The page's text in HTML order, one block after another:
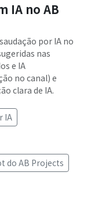
IA no AB
por IA no
nas
e IA
no canal) e
clara de IA.
IA
do AB Projects